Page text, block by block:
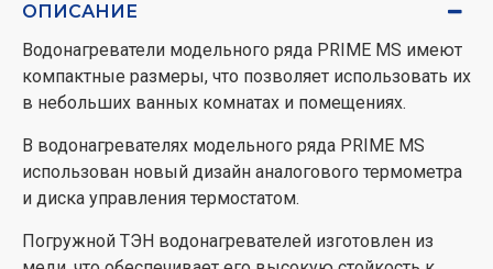
ОПИСАНИЕ
Водонагреватели модельного ряда PRIME MS имеют
компактные размеры, что позволяет использовать их
в небольших ванных комнатах и помещениях.
В водонагревателях модельного ряда PRIME MS
использован новый дизайн аналогового термометра
и диска управления термостатом.
Погружной ТЭН водонагревателей изготовлен из